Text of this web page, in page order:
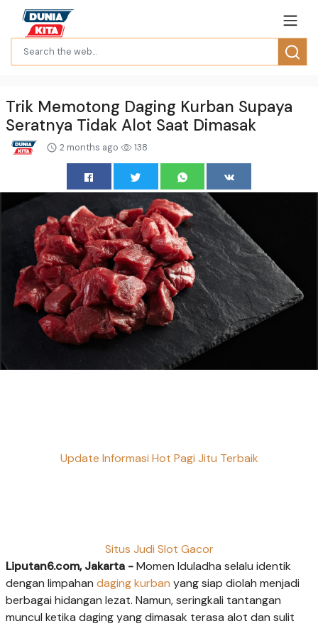
Trik Memotong Daging Kurban Supaya
Seratnya Tidak Alot Saat Dimasak
2 months ago 138
Update Informasi Hot Pagi Jitu Terbaik
Situs Judi Slot Gacor
Liputan6.com, Jakarta -Momen Iduladha selalu identik
dengan limpahan daging kurban yang siap diolah menjadi
berbagai hidangan lezat. Namun, seringkali tantangan
muncul ketika daging yang dimasak terasa alot dan sulit